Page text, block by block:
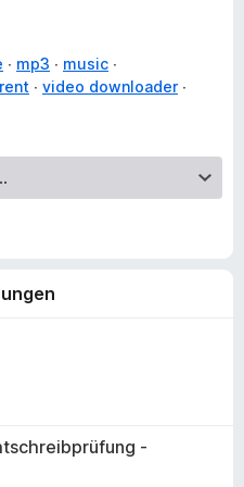
mp3
music
video downloader
-